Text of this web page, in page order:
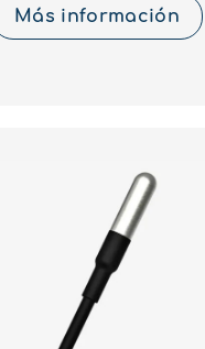
Más información